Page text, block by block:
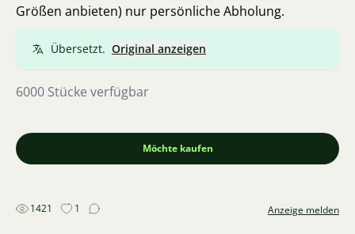
Größen anbieten) nur persönliche Abholung.
Übersetzt. Original anzeigen
6000 Stücke verfügbar
Möchte kaufen
1421 1 Anzeige melden